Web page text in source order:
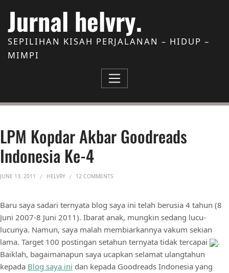
Jurnal helvry.
SEPILIHAN KISAH PERJALANAN – HIDUP –
MIMPI
LPM Kopdar Akbar Goodreads
Indonesia Ke-4
JUNE 13, 2011 HELVRY 12 COMMENTS
Baru saya sadari ternyata blog saya ini telah berusia 4 tahun (8
Juni 2007-8 Juni 2011). Ibarat anak, mungkin sedang lucu-
lucunya. Namun, saya malah membiarkannya vakum sekian
lama. Target 100 postingan setahun ternyata tidak tercapai
.
Baiklah, bagaimanapun saya ucapkan selamat ulangtahun
kepada Blog saya ini dan kepada Goodreads Indonesia yang